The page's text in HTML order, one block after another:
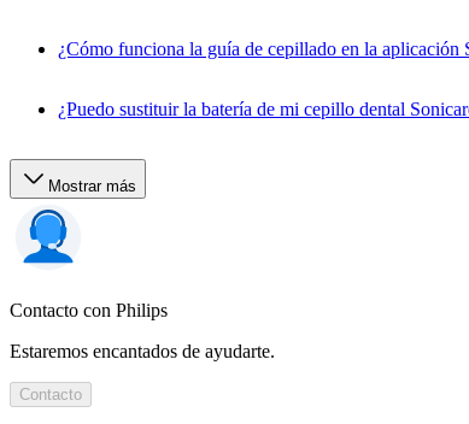
¿Cómo funciona la guía de cepillado en la aplicación
¿Puedo sustituir la batería de mi cepillo dental
Mostrar más
Contacto con Philips
Estaremos encantados de ayudarte.
Contacto